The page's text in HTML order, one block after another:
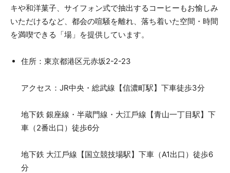
キや和洋菓子、サイフォン式で抽出するコーヒーもお愉しみ
いただけるなど、都会の喧騒を離れ、落ち着いた空間・時間
を満喫できる「場」を提供しています。
住所：東京都港区元⾚坂2-2-23
アクセス：JR中央・総武線【信濃町駅】下⾞徒歩3分
地下鉄 銀座線・半蔵⾨線・⼤江⼾線【⻘⼭⼀丁⽬駅】下
⾞（2番出⼝）徒歩6分
地下鉄 ⼤江⼾線【国⽴競技場駅】下⾞（A1出⼝）徒歩6
分